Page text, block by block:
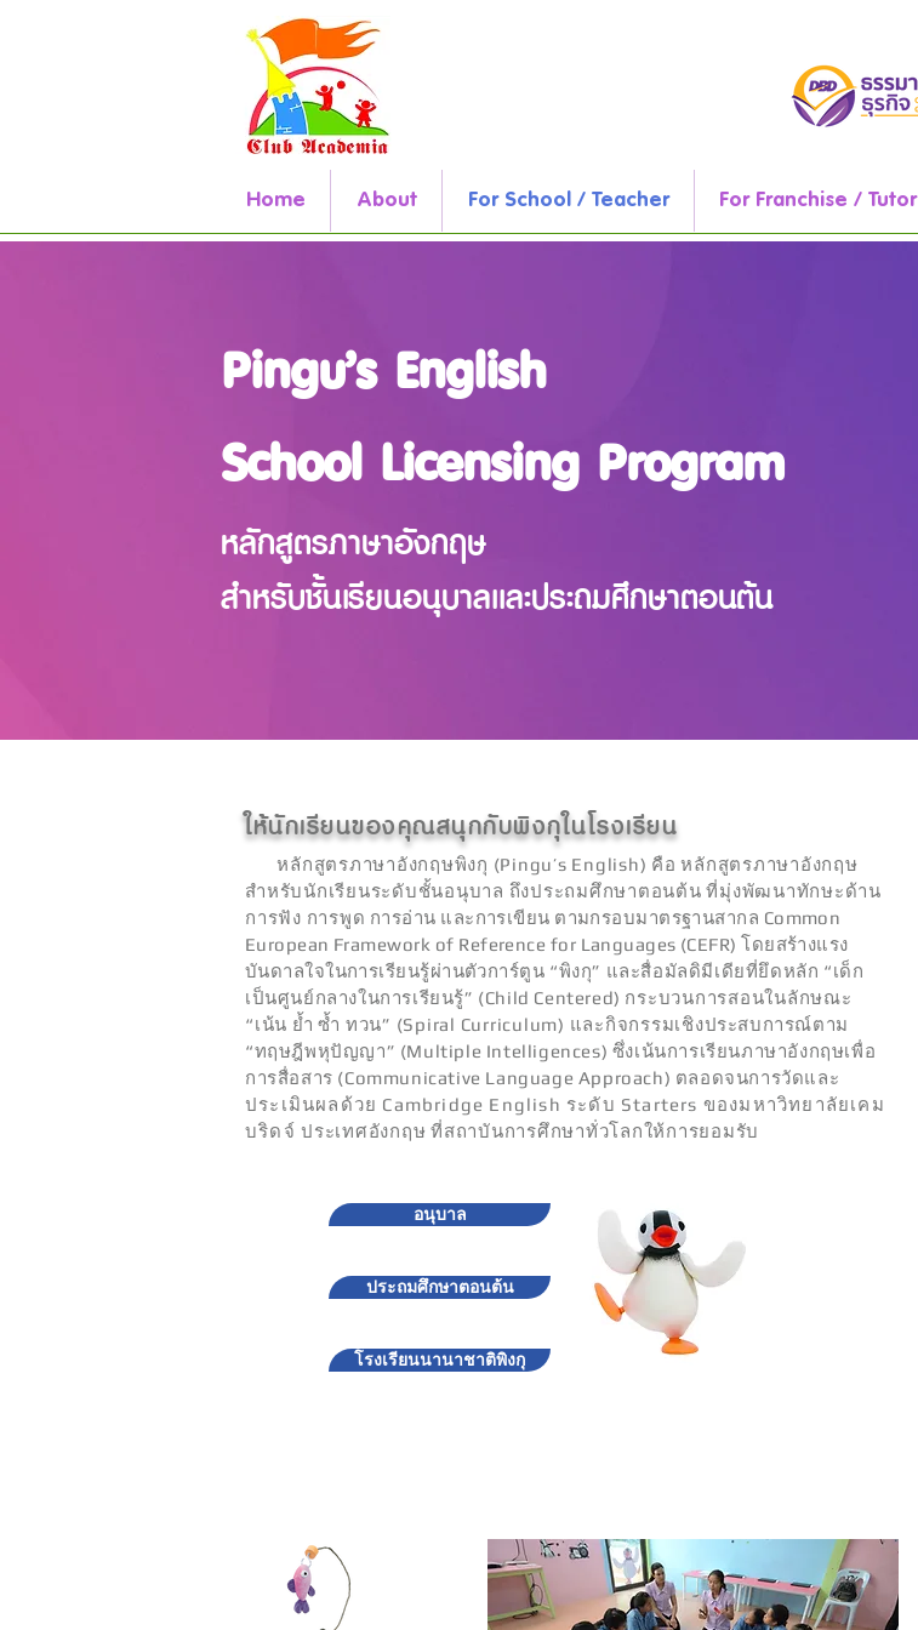
Home About For School / Teacher For Franchise / Tutor
Pingu’s English
School Licensing Program
หลักสูตรภาษาอังกฤษ
สำหรับชั้นเรียนอนุบาลและประถมศึกษาตอนต้น
ให้นักเรียนของคุณสนุกกับพิงกุในโรงเรียน
หลักสูตรภาษาอังกฤษพิงกุ (Pingu’s English) คือ หลักสูตรภาษาอังกฤษ
สำหรับนักเรียนระดับชั้นอนุบาล ถึงประถมศึกษาตอนต้น ที่มุ่งพัฒนาทักษะด้าน
การฟัง การพูด การอ่าน และการเขียน ตามกรอบมาตรฐานสากล Common
European Framework of Reference for Languages (CEFR) โดยสร้างแรง
บันดาลใจในการเรียนรู้ผ่านตัวการ์ตูน “พิงกุ” และสื่อมัลดิมีเดียที่ยึดหลัก “เด็ก
เป็นศูนย์กลางในการเรียนรู้” (Child Centered) กระบวนการสอนในลักษณะ
“เน้น ย้ำ ซ้ำ ทวน” (Spiral Curriculum) และกิจกรรมเชิงประสบการณ์ตาม
“ทฤษฎีพหุปัญญา” (Multiple Intelligences) ซึ่งเน้นการเรียนภาษาอังกฤษเพื่อ
การสื่อสาร (Communicative Language Approach) ตลอดจนการวัดและ
ประเมินผลด้วย Cambridge English ระดับ Starters ของมหาวิทยาลัยเคม
บริดจ์ประเทศอังกฤษ ที่สถาบันการศึกษาทั่วโลกให้การยอมรับ
อนุบาล
ประถมศึกษาตอนต้น
โรงเรียนนานาชาติพิงกุ